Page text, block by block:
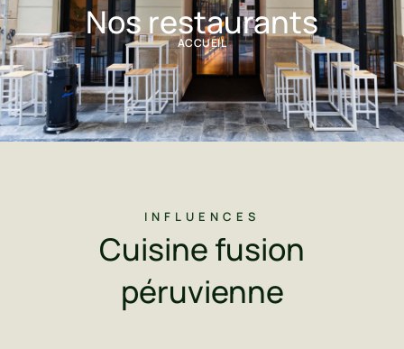
Nos restaurants
ACCUEIL
INFLUENCES
Cuisine fusion
péruvienne